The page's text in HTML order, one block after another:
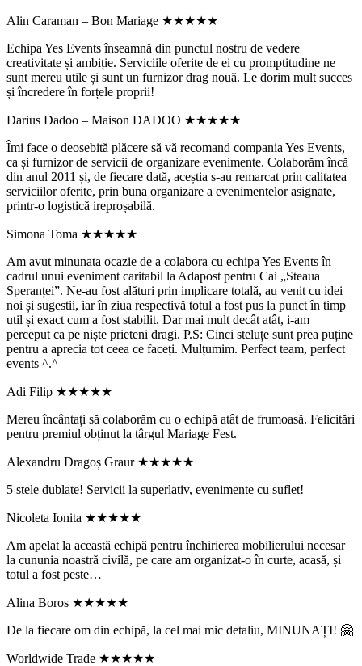
Alin Caraman – Bon Mariage ★★★★★
Echipa Yes Events înseamnă din punctul nostru de vedere
creativitate și ambiție. Serviciile oferite de ei cu promptitudine ne
sunt mereu utile și sunt un furnizor drag nouă. Le dorim mult succes
și încredere în forțele proprii!
Darius Dadoo – Maison DADOO ★★★★★
Îmi face o deosebită plăcere să vă recomand compania Yes Events,
ca și furnizor de servicii de organizare evenimente. Colaborăm încă
din anul 2011 și, de fiecare dată, aceștia s-au remarcat prin calitatea
serviciilor oferite, prin buna organizare a evenimentelor asignate,
printr-o logistică ireproșabilă.
Simona Toma ★★★★★
Am avut minunata ocazie de a colabora cu echipa Yes Events în
cadrul unui eveniment caritabil la Adapost pentru Cai „Steaua
Speranței”. Ne-au fost alături prin implicare totală, au venit cu idei
noi și sugestii, iar în ziua respectivă totul a fost pus la punct în timp
util și exact cum a fost stabilit. Dar mai mult decât atât, i-am
perceput ca pe niște prieteni dragi. P.S: Cinci steluțe sunt prea puține
pentru a aprecia tot ceea ce faceți. Mulțumim. Perfect team, perfect
events ^.^
Adi Filip ★★★★★
Mereu încântați să colaborăm cu o echipă atât de frumoasă. Felicitări
pentru premiul obținut la târgul Mariage Fest.
Alexandru Dragoș Graur ★★★★★
5 stele dublate! Servicii la superlativ, evenimente cu suflet!
Nicoleta Ionita ★★★★★
Am apelat la această echipă pentru închirierea mobilierului necesar
la cununia noastră civilă, pe care am organizat-o în curte, acasă, și
totul a fost peste…
Alina Boros ★★★★★
De la fiecare om din echipă, la cel mai mic detaliu, MINUNAȚI! 🤗
Worldwide Trade ★★★★★